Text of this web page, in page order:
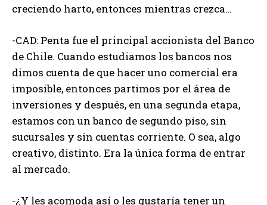
creciendo harto, entonces mientras crezca…
-CAD: Penta fue el principal accionista del Banco
de Chile. Cuando estudiamos los bancos nos
dimos cuenta de que hacer uno comercial era
imposible, entonces partimos por el área de
inversiones y después, en una segunda etapa,
estamos con un banco de segundo piso, sin
sucursales y sin cuentas corriente. O sea, algo
creativo, distinto. Era la única forma de entrar
al mercado.
-¿Y les acomoda así o les gustaría tener un